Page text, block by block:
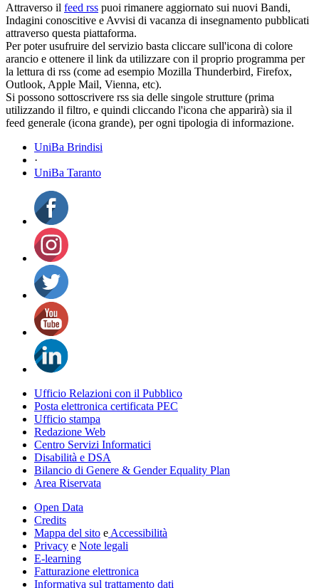
Attraverso il feed rss puoi rimanere aggiornato sui nuovi Bandi,
Indagini conoscitive e Avvisi di vacanza di insegnamento pubblicati
attraverso questa piattaforma.
Per poter usufruire del servizio basta cliccare sull'icona di colore
arancio e ottenere il link da utilizzare con il proprio programma per
la lettura di rss (come ad esempio Mozilla Thunderbird, Firefox,
Outlook, Apple Mail, Vienna, etc).
Si possono sottoscrivere rss sia delle singole strutture (prima
utilizzando il filtro, e quindi cliccando l'icona che apparirà) sia il
feed generale (icona grande), per ogni tipologia di informazione.
UniBa Brindisi
·
UniBa Taranto
Ufficio Relazioni con il Pubblico
Posta elettronica certificata PEC
Ufficio stampa
Redazione Web
Centro Servizi Informatici
Disabilità e DSA
Bilancio di Genere & Gender Equality Plan
Area Riservata
Open Data
Credits
Mappa del sito e Accessibilità
Privacy e Note legali
E-learning
Fatturazione elettronica
Informativa sul trattamento dati